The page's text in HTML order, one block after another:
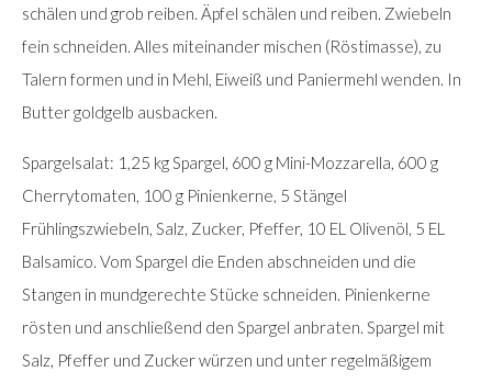
schälen und grob reiben. Äpfel schälen und reiben. Zwiebeln
fein schneiden. Alles miteinander mischen (Röstimasse), zu
Talern formen und in Mehl, Eiweiß und Paniermehl wenden. In
Butter goldgelb ausbacken.
Spargelsalat: 1,25 kg Spargel, 600 g Mini-Mozzarella, 600 g
Cherrytomaten, 100 g Pinienkerne, 5 Stängel
Frühlingszwiebeln, Salz, Zucker, Pfeffer, 10 EL Olivenöl, 5 EL
Balsamico. Vom Spargel die Enden abschneiden und die
Stangen in mundgerechte Stücke schneiden. Pinienkerne
rösten und anschließend den Spargel anbraten. Spargel mit
Salz, Pfeffer und Zucker würzen und unter regelmäßigem